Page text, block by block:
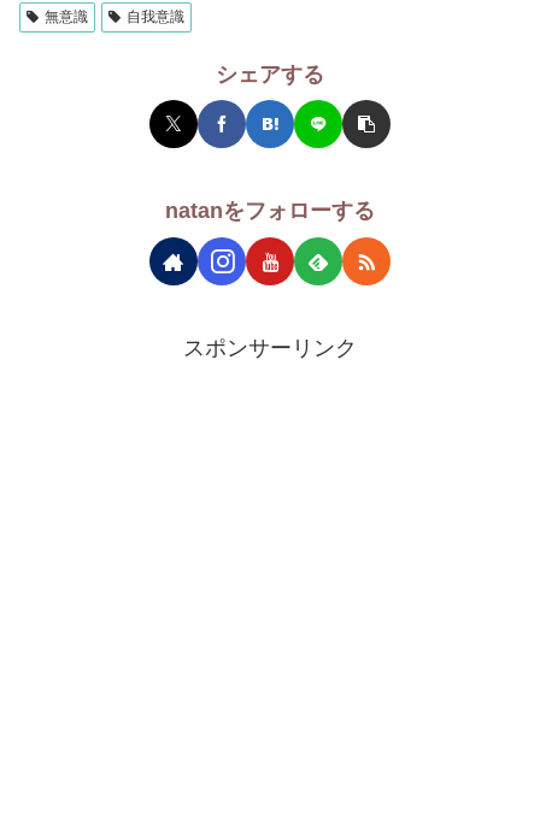
無意識 自我意識
シェアする
natanをフォローする
スポンサーリンク